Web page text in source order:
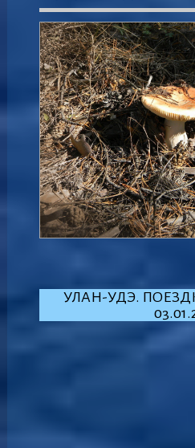
УЛАН-УДЭ.